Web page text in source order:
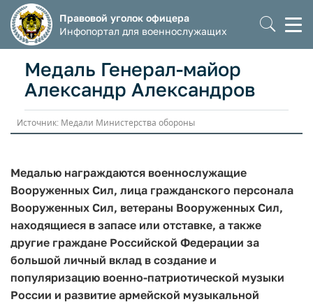
Правовой уголок офицера
Инфопортал для военнослужащих
Медаль Генерал-майор
Александр Александров
Источник: Медали Министерства обороны
Медалью награждаются военнослужащие
Вооруженных Сил, лица гражданского персонала
Вооруженных Сил, ветераны Вооруженных Сил,
находящиеся в запасе или отставке, а также
другие граждане Российской Федерации за
большой личный вклад в создание и
популяризацию военно-патриотической музыки
России и развитие армейской музыкальной